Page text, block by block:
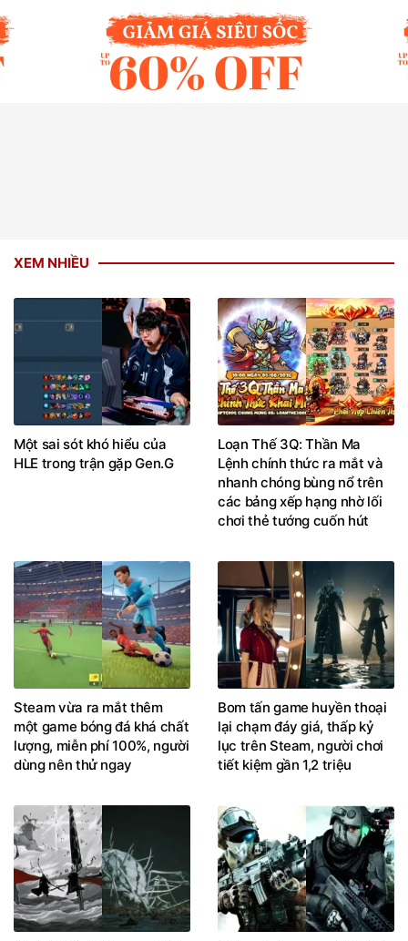
XEM NHIỀU
Một sai sót khó hiểu của
HLE trong trận gặp Gen.G
Loạn Thế 3Q: Thần Ma
Lệnh chính thức ra mắt và
nhanh chóng bùng nổ trên
các bảng xếp hạng nhờ lối
chơi thẻ tướng cuốn hút
Steam vừa ra mắt thêm
một game bóng đá khá chất
lượng, miễn phí 100%, người
dùng nên thử ngay
Bom tấn game huyền thoại
lại chạm đáy giá, thấp kỷ
lục trên Steam, người chơi
tiết kiệm gần 1,2 triệu